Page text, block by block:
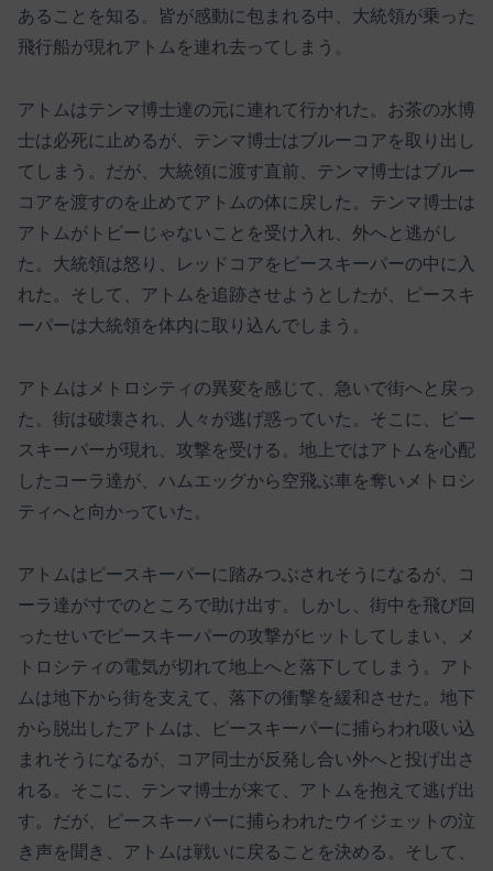
あることを知る。皆が感動に包まれる中、大統領が乗った
飛行船が現れアトムを連れ去ってしまう。
アトムはテンマ博士達の元に連れて行かれた。お茶の水博
士は必死に止めるが、テンマ博士はブルーコアを取り出し
てしまう。だが、大統領に渡す直前、テンマ博士はブルー
コアを渡すのを止めてアトムの体に戻した。テンマ博士は
アトムがトビーじゃないことを受け入れ、外へと逃がし
た。大統領は怒り、レッドコアをピースキーパーの中に入
れた。そして、アトムを追跡させようとしたが、ピースキ
ーパーは大統領を体内に取り込んでしまう。
アトムはメトロシティの異変を感じて、急いで街へと戻っ
た。街は破壊され、人々が逃げ惑っていた。そこに、ピー
スキーパーが現れ、攻撃を受ける。地上ではアトムを心配
したコーラ達が、ハムエッグから空飛ぶ車を奪いメトロシ
ティへと向かっていた。
アトムはピースキーパーに踏みつぶされそうになるが、コ
ーラ達が寸でのところで助け出す。しかし、街中を飛び回
ったせいでピースキーパーの攻撃がヒットしてしまい、メ
トロシティの電気が切れて地上へと落下してしまう。アト
ムは地下から街を支えて、落下の衝撃を緩和させた。地下
から脱出したアトムは、ピースキーパーに捕らわれ吸い込
まれそうになるが、コア同士が反発し合い外へと投げ出さ
れる。そこに、テンマ博士が来て、アトムを抱えて逃げ出
す。だが、ピースキーパーに捕らわれたウイジェットの泣
き声を聞き、アトムは戦いに戻ることを決める。そして、